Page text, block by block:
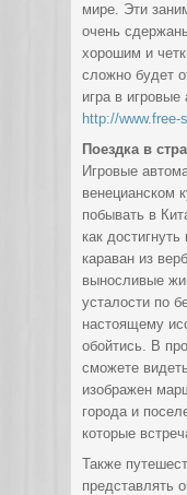
мире. Эти
очень
хорошим и
сложно будет
игра в
http://
Поездка в
Игровые
венецианском
побывать в
как
караван из
выносливые
усталости по
настоящему
обойтись. В
сможете
изображен
города и
которые
Также
представлять